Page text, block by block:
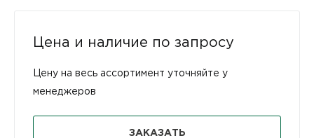
Цена и наличие по запросу
Цену на весь ассортимент уточняйте у
менеджеров
ЗАКАЗАТЬ